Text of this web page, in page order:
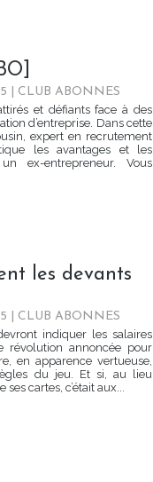
CLUB ABONNES
et défiants face à des
d’entreprise. Dans cette
expert en recrutement
les avantages et les
ex-entrepreneur. Vous
les devants
CLUB ABONNES
indiquer les salaires
révolution annoncée pour
en apparence vertueuse,
du jeu. Et si, au lieu
cartes, c’était aux...